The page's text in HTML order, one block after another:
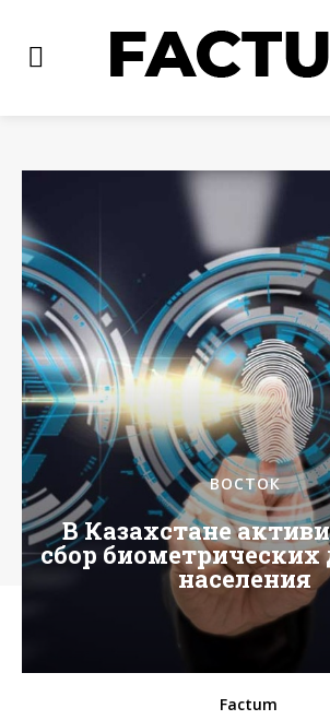
ВОСТОК
В Казахстане
сбор
населения
Factum